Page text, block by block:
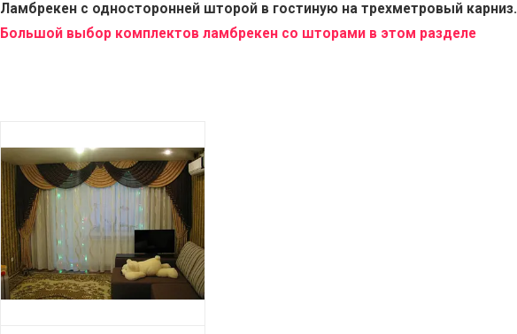
Ламбрекен с односторонней шторой в гостиную на трехметровый карниз.
Большой выбор комплектов ламбрекен со шторами в этом разделе